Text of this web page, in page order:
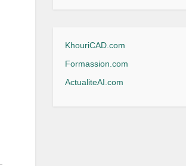
KhouriCAD.com
Formassion.com
ActualiteAI.com